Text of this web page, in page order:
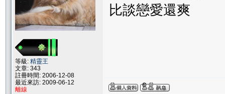
等級: 精靈王
文章: 343
註冊時間: 2006-12-08
最近來訪: 2009-06-12
離線
比談戀愛還爽